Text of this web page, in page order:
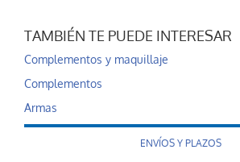
TAMBIÉN TE PUEDE INTERESAR
Complementos y maquillaje
Complementos
Armas
ENVÍOS Y PLAZOS